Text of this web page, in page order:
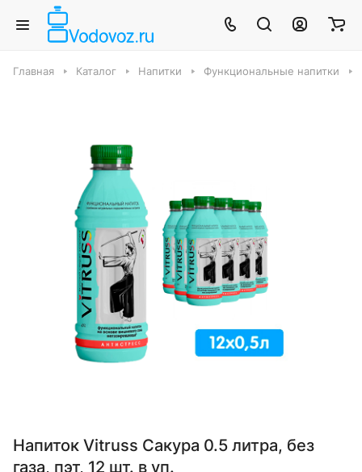
Главная Каталог Напитки Функциональные напитки
Напиток Vitruss Сакура 0.5 литра, без
газа, пэт, 12 шт. в уп.